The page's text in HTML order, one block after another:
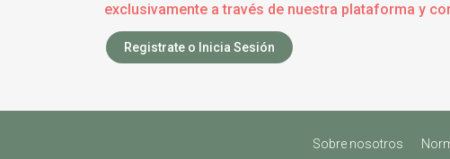
exclusivamente a través de nuestra plataforma y
Registrate o Inicia Sesión
Sobre nosotros